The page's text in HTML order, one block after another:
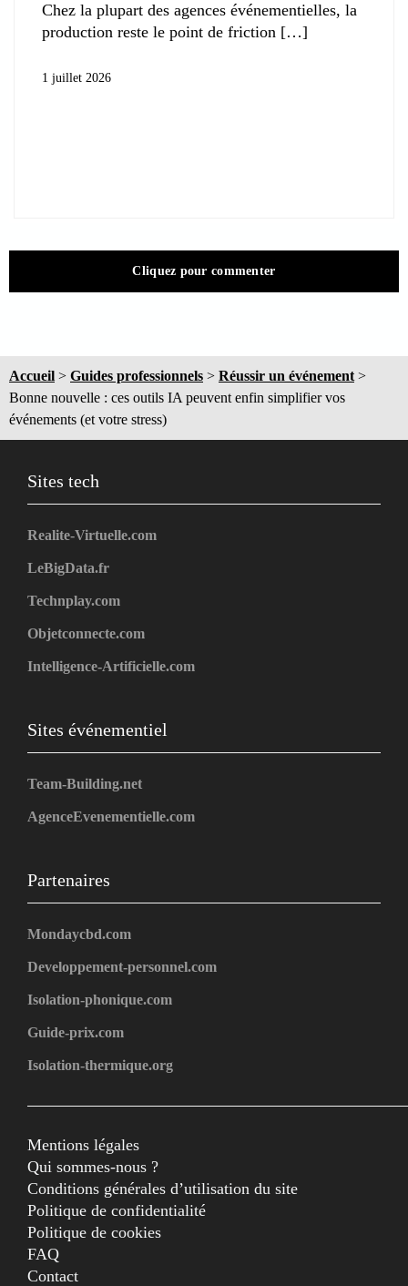
Chez la plupart des agences événementielles, la
production reste le point de friction
1 juillet 2026
Cliquez pour commenter
Accueil > Guides professionnels > Réussir un événement >
Bonne nouvelle : ces outils IA peuvent enfin simplifier vos
événements (et votre stress)
Sites tech
Realite-Virtuelle.com
LeBigData.fr
Technplay.com
Objetconnecte.com
Intelligence-Artificielle.com
Sites événementiel
Team-Building.net
AgenceEvenementielle.com
Partenaires
Mondaycbd.com
Developpement-personnel.com
Isolation-phonique.com
Guide-prix.com
Isolation-thermique.org
Mentions légales
Qui sommes-nous ?
Conditions générales d’utilisation du site
Politique de confidentialité
Politique de cookies
FAQ
Contact